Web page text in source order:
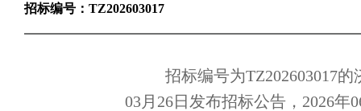
招标编号： TZ202603017
招标编号为TZ202603017
03月26日发布招标公告，2026